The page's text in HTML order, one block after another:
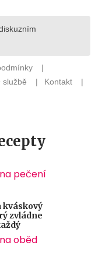
pečení
kváskový
zvládne
oběd